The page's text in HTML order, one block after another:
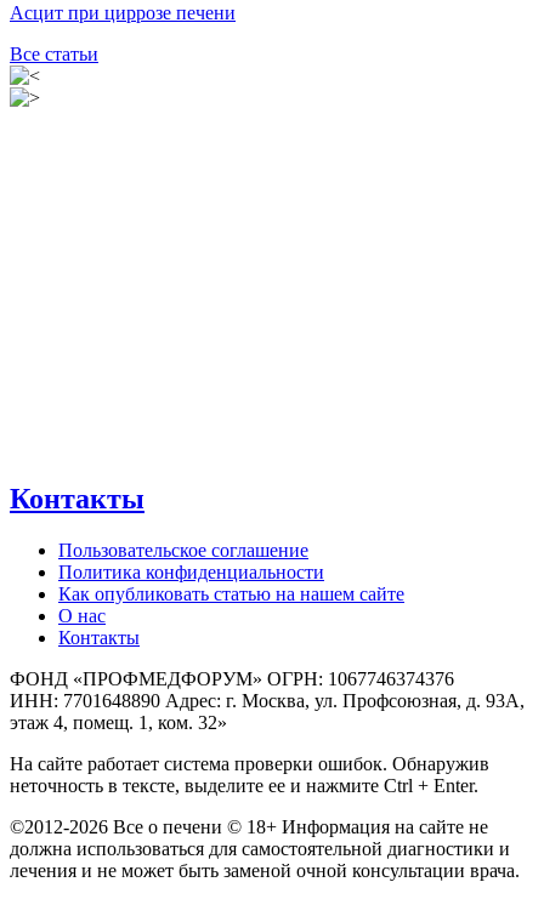
Асцит при циррозе печени
Все статьи
Контакты
Пользовательское соглашение
Политика конфиденциальности
Как опубликовать статью на нашем сайте
О нас
Контакты
ФОНД «ПРОФМЕДФОРУМ» ОГРН: 1067746374376
ИНН: 7701648890 Адрес: г. Москва, ул. Профсоюзная, д. 93А,
этаж 4, помещ. 1, ком. 32»
На сайте работает система проверки ошибок. Обнаружив
неточность в тексте, выделите ее и нажмите Ctrl + Enter.
©2012-2026 Все о печени © 18+ Информация на сайте не
должна использоваться для самостоятельной диагностики и
лечения и не может быть заменой очной консультации врача.